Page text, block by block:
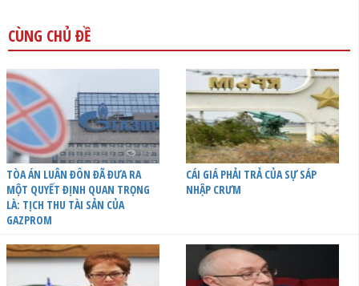
CÙNG CHỦ ĐỀ
TÒA ÁN LUÂN ĐÔN ĐÃ ĐƯA RA
MỘT QUYẾT ĐỊNH QUAN TRỌNG
LÀ: TỊCH THU TÀI SẢN CỦA
GAZPROM
CÁI GIÁ PHẢI TRẢ CỦA SỰ SÁP
NHẬP CRƯM